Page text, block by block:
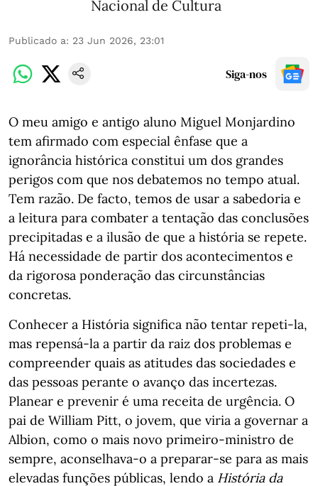
Nacional de Cultura
Publicado a: 23 Jun 2026, 23:01
Siga-nos
O meu amigo e antigo aluno Miguel Monjardino
tem afirmado com especial ênfase que a
ignorância histórica constitui um dos grandes
perigos com que nos debatemos no tempo atual.
Tem razão. De facto, temos de usar a sabedoria e
a leitura para combater a tentação das conclusões
precipitadas e a ilusão de que a história se repete.
Há necessidade de partir dos acontecimentos e
da rigorosa ponderação das circunstâncias
concretas.
Conhecer a História significa não tentar repeti-la,
mas repensá-la a partir da raiz dos problemas e
compreender quais as atitudes das sociedades e
das pessoas perante o avanço das incertezas.
Planear e prevenir é uma receita de urgência. O
pai de William Pitt, o jovem, que viria a governar a
Albion, como o mais novo primeiro-ministro de
sempre, aconselhava-o a preparar-se para as mais
elevadas funções públicas, lendo a História da